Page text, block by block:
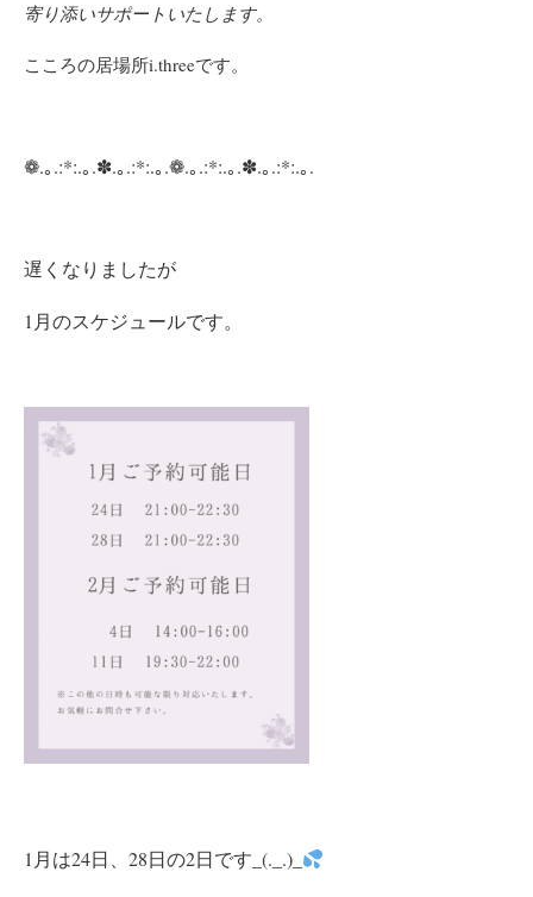
寄り添いサポートいたします。
こころの居場所i.threeです。
❁.｡.:*:.｡.✽.｡.:*:.｡.❁.｡.:*:.｡.✽.｡.:*:.｡.
遅くなりましたが
1月のスケジュールです。
1月は24日、28日の2日です_(._.)_